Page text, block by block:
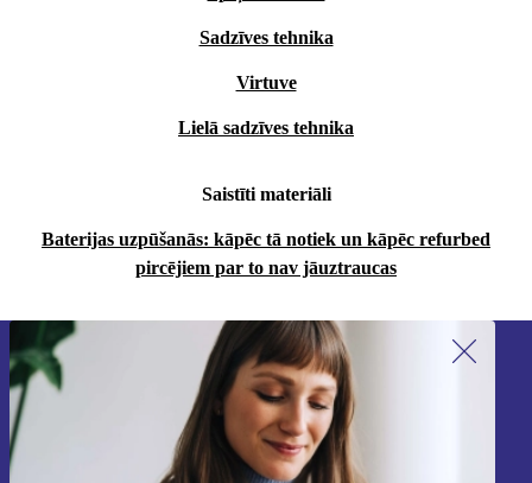
Sadzīves tehnika
Virtuve
Lielā sadzīves tehnika
Saistīti materiāli
Baterijas uzpūšanās: kāpēc tā notiek un kāpēc refurbed
pircējiem par to nav jāuztraucas
Piesakieties mūsu jaunumu
saņemšanai!
Nekad vairs nepalaidiet garām nevienu
piedāvājumu.